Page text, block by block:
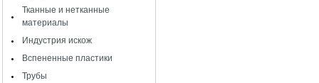
Тканные и нетканные
материалы
Индустрия искож
Вспененные пластики
Трубы